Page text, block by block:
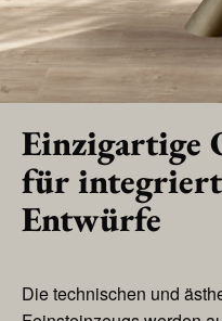
Einzigartige
für
Entwürfe
Die technischen und